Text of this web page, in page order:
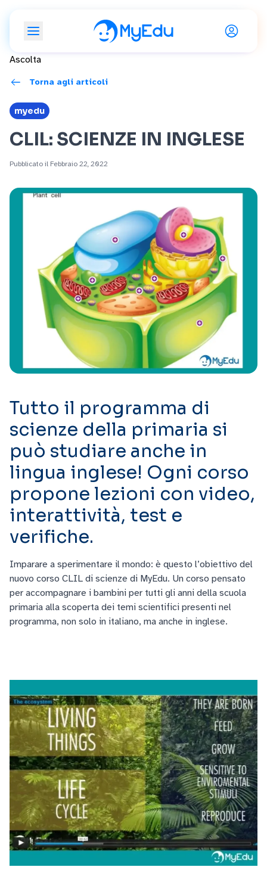
Ascolta
Torna agli articoli
myedu
CLIL: SCIENZE IN INGLESE
Pubblicato il Febbraio 22, 2022
Tutto il programma di
scienze della primaria si
può studiare anche in
lingua inglese! Ogni corso
propone lezioni con video,
interattività, test e
verifiche.
Imparare a sperimentare il mondo: è questo l’obiettivo del
nuovo corso CLIL di scienze di MyEdu. Un corso pensato
per accompagnare i bambini per tutti gli anni della scuola
primaria alla scoperta dei temi scientifici presenti nel
programma, non solo in italiano, ma anche in inglese.